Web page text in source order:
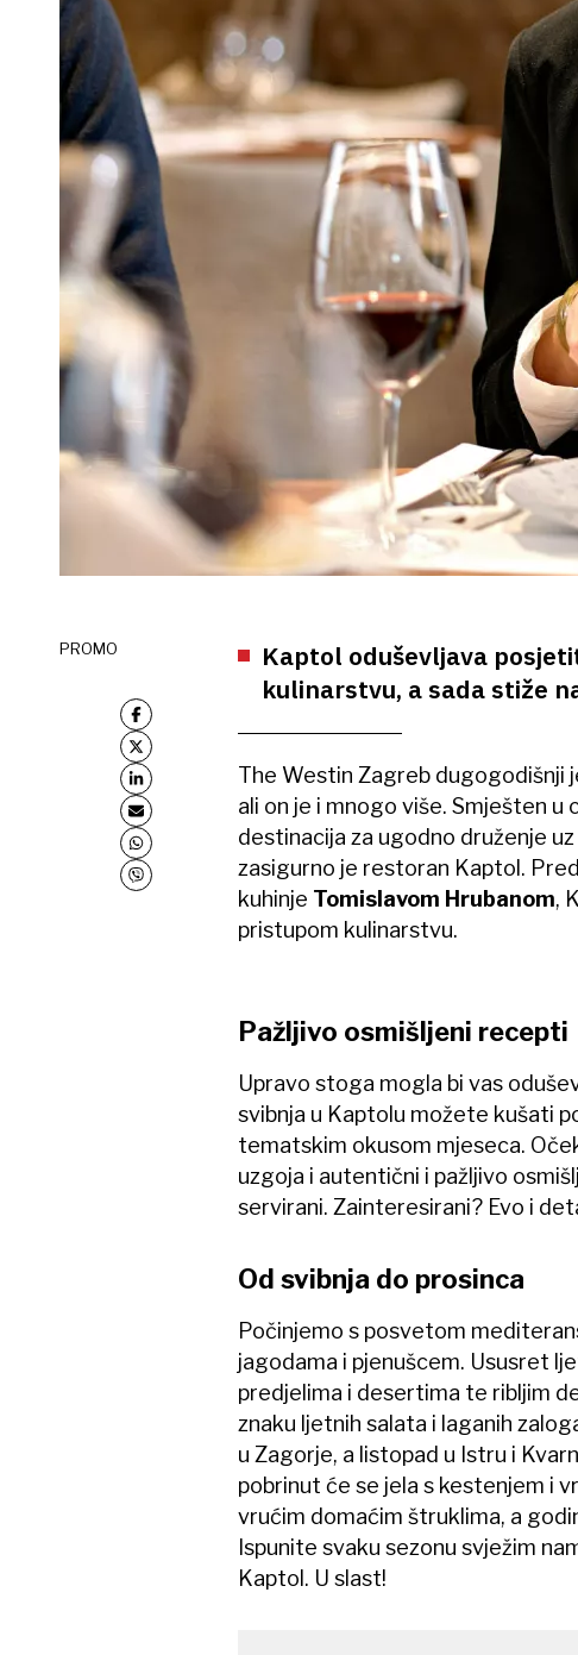
PROMO
Kaptol oduševljava
kulinarstvu, a sada stiže
The Westin Zagreb dugogodišnji
ali on je i mnogo više. Smješten
destinacija za ugodno druženje
zasigurno je restoran Kaptol.
kuhinje Tomislavom Hrubanom,
pristupom kulinarstvu.
Pažljivo osmišljeni recepti
Upravo stoga mogla bi vas
svibnja u Kaptolu možete kušati
tematskim okusom mjeseca.
uzgoja i autentični i pažljivo
servirani. Zainteresirani? Evo i
Od svibnja do prosinca
Počinjemo s posvetom
jagodama i pjenušcem. Ususret
predjelima i desertima te ribljim
znaku ljetnih salata i laganih
u Zagorje, a listopad u Istru i
pobrinut će se jela s kestenjem i
vrućim domaćim štruklima, a
Ispunite svaku sezonu svježim
Kaptol. U slast!